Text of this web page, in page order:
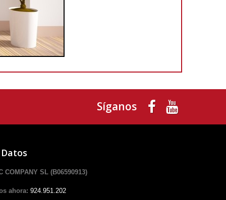
Síganos
COMPANY SL (B06590913)
ahora: 924.951.202